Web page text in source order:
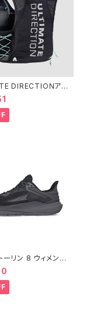
DIRECTIONアル
ディレクション/ XOD
エクソドス ベスタ）
/ ONYX
リン 8 ウィメン
Black